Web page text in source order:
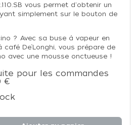
vous permet d'obtenir un
simplement sur le bouton de
? Avec sa buse à vapeur en
De’Longhi, vous prépare de
avec une mousse onctueuse !
pour les commandes
€